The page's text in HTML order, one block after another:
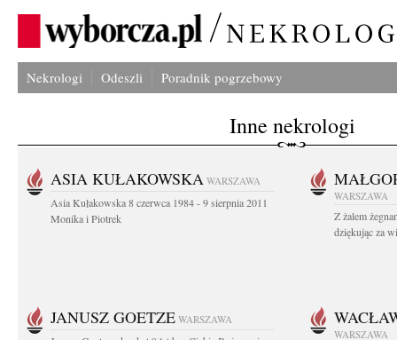
Nekrologi Odeszli Poradnik pogrzebowy
Inne nekrologi
ASIA KUŁAKOWSKA WARSZAWA
Asia Kułakowska 8 czerwca 1984 - 9 sierpnia 2011
Monika i Piotrek
WARSZAWA
Z żalem
dziękując za
JANUSZ GOETZE WARSZAWA
WARSZAWA